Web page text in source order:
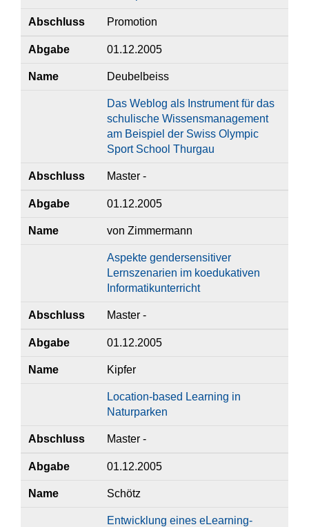
Abschluss Promotion
Abgabe 01.12.2005
Name Deubelbeiss
Das Weblog als Instrument für das
schulische Wissensmanagement
am Beispiel der Swiss Olympic
Sport School Thurgau
Abschluss Master -
Abgabe 01.12.2005
Name von Zimmermann
Aspekte gendersensitiver
Lernszenarien im koedukativen
Informatikunterricht
Abschluss Master -
Abgabe 01.12.2005
Name Kipfer
Location-based Learning in
Naturparken
Abschluss Master -
Abgabe 01.12.2005
Name Schötz
Entwicklung eines eLearning-